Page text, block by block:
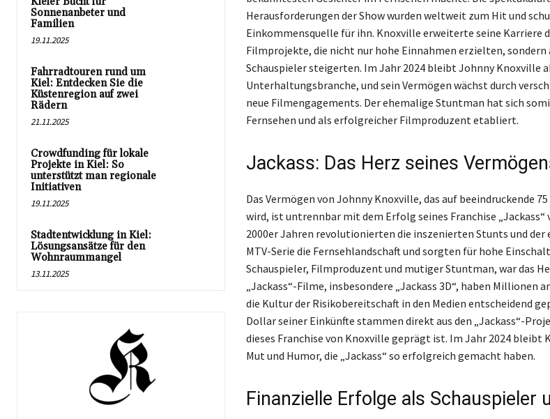
Sonnenanbeter und
Familien
19.11.2025
Fahrradtouren rund um
Kiel: Entdecken Sie die
Küstenregion auf zwei
Rädern
21.11.2025
Crowdfunding für lokale
Projekte in Kiel: So
unterstützt man regionale
Initiativen
19.11.2025
Stadtentwicklung in Kiel:
Lösungsansätze für den
Wohnraummangel
13.11.2025
Herausforderungen der Show wurden weltweit zum Hit und
Einkommensquelle für ihn. Knoxville erweiterte seine Karriere
Filmprojekte, die nicht nur hohe Einnahmen erzielten, sondern
Schauspieler steigerten. Im Jahr 2024 bleibt Johnny Knoxville
Unterhaltungsbranche, und sein Vermögen wächst durch
neue Filmengagements. Der ehemalige Stuntman hat sich
Fernsehen und als erfolgreicher Filmproduzent etabliert.
Jackass: Das Herz seines
Das Vermögen von Johnny Knoxville, das auf beeindruckende
wird, ist untrennbar mit dem Erfolg seines Franchise „Jackass“
2000er Jahren revolutionierten die inszenierten Stunts und
MTV-Serie die Fernsehlandschaft und sorgten für hohe
Schauspieler, Filmproduzent und mutiger Stuntman, war das
„Jackass“-Filme, insbesondere „Jackass 3D“, haben Millionen
die Kultur der Risikobereitschaft in den Medien entscheidend
Dollar seiner Einkünfte stammen direkt aus den „Jackass“-
dieses Franchise von Knoxville geprägt ist. Im Jahr 2024 bleibt
Mut und Humor, die „Jackass“ so erfolgreich gemacht haben.
Finanzielle Erfolge als Schauspieler